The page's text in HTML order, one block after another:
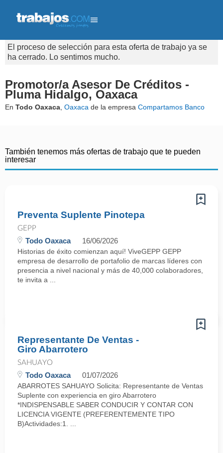
El proceso de selección para esta oferta de trabajo ya se
ha cerrado. Lo sentimos mucho.
Promotor/a Asesor De Créditos -
Pluma Hidalgo, Oaxaca
En Todo Oaxaca Oaxaca de la empresa Compartamos Banco
También tenemos más ofertas de trabajo que te pueden
interesar
Preventa Suplente Pinotepa
GEPP
Todo Oaxaca 16/06/2026
Historias de éxito comienzan aquí! ViveGEPP GEPP
empresa de desarrollo de portafolio de marcas líderes con
presencia a nivel nacional y más de 40,000 colaboradores,
te invita a ...
Representante De Ventas -
Giro Abarrotero
SAHUAYO
Todo Oaxaca 01/07/2026
ABARROTES SAHUAYO Solicita: Representante de Ventas
Suplente con experiencia en giro Abarrotero
*INDISPENSABLE SABER CONDUCIR Y CONTAR CON
LICENCIA VIGENTE (PREFERENTEMENTE TIPO
B)Actividades:1. ...